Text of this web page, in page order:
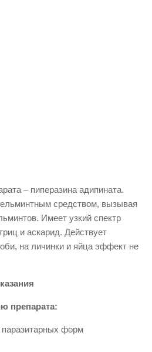
– пиперазина адипината.
средством, вызывая
Имеет узкий спектр
и аскарид. Действует
на личинки и яйца эффект не
препарата:
паразитарных форм